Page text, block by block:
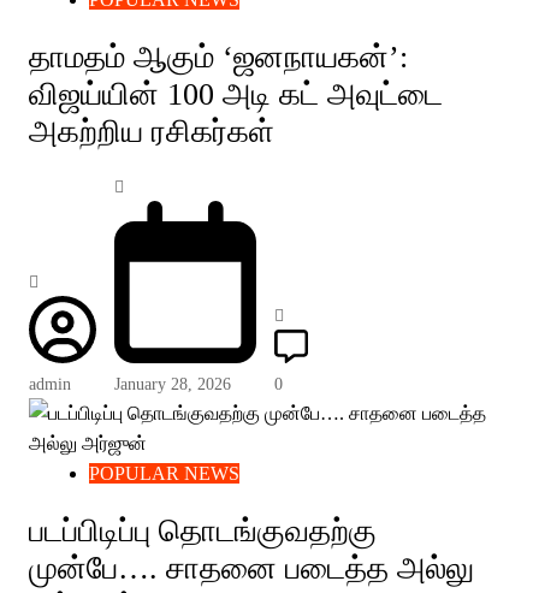
தாமதம் ஆகும் ‘ஜனநாயகன்’:
விஜய்யின் 100 அடி கட் அவுட்டை
அகற்றிய ரசிகர்கள்
admin January 28, 2026 0
POPULAR NEWS
படப்பிடிப்பு தொடங்குவதற்கு
முன்பே…. சாதனை படைத்த அல்லு